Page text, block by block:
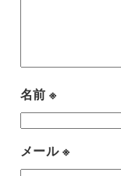
名前※
メール※